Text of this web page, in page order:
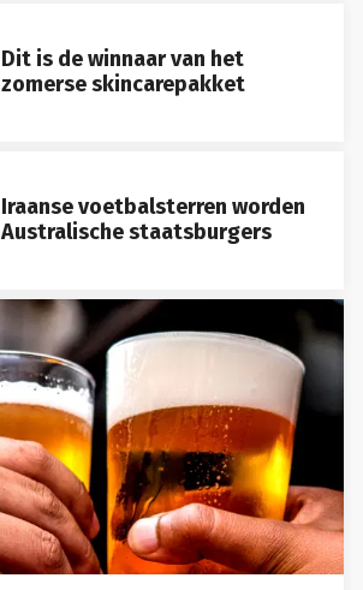
Dit is de winnaar van het
zomerse skincarepakket
Iraanse voetbalsterren worden
Australische staatsburgers